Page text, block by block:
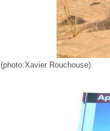
(photo:Xavier Rouchouse)